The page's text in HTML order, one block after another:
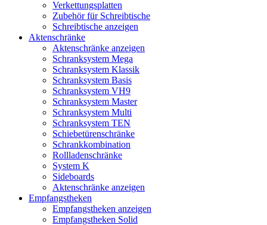
Verkettungsplatten
Zubehör für Schreibtische
Schreibtische anzeigen
Aktenschränke
Aktenschränke anzeigen
Schranksystem Mega
Schranksystem Klassik
Schranksystem Basis
Schranksystem VH9
Schranksystem Master
Schranksystem Multi
Schranksystem TEN
Schiebetürenschränke
Schrankkombination
Rollladenschränke
System K
Sideboards
Aktenschränke anzeigen
Empfangstheken
Empfangstheken anzeigen
Empfangstheken Solid